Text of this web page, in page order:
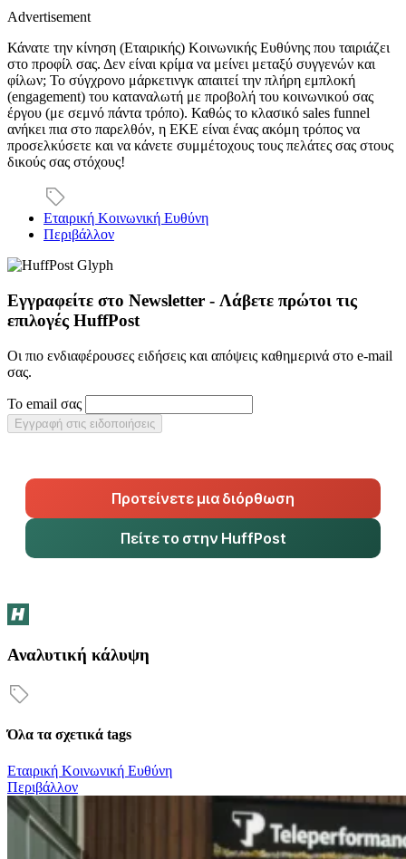
Advertisement
Κάνατε την κίνηση (Εταιρικής) Κοινωνικής Ευθύνης που ταιριάζει
στο προφίλ σας. Δεν είναι κρίμα να μείνει μεταξύ συγγενών και
φίλων; Το σύγχρονο μάρκετινγκ απαιτεί την πλήρη εμπλοκή
(engagement) του καταναλωτή με προβολή του κοινωνικού σας
έργου (με σεμνό πάντα τρόπο). Καθώς το κλασικό sales funnel
ανήκει πια στο παρελθόν, η ΕΚΕ είναι ένας ακόμη τρόπος να
προσελκύσετε και να κάνετε συμμέτοχους τους πελάτες σας στους
δικούς σας στόχους!
Εταιρική Κοινωνική Ευθύνη
Περιβάλλον
Εγγραφείτε στο Newsletter - Λάβετε πρώτοι τις
επιλογές HuffPost
Οι πιο ενδιαφέρουσες ειδήσεις και απόψεις καθημερινά στο e-mail
σας.
Το email σας
Εγγραφή στις ειδοποιήσεις
Προτείνετε μια διόρθωση
Πείτε το στην HuffPost
Αναλυτική κάλυψη
Όλα τα σχετικά tags
Εταιρική Κοινωνική Ευθύνη
Περιβάλλον